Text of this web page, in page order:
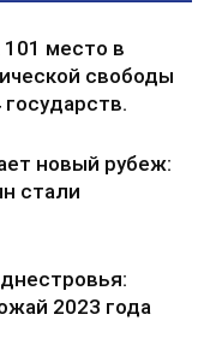
место в
свободы
новый рубеж:
стали
2023 года